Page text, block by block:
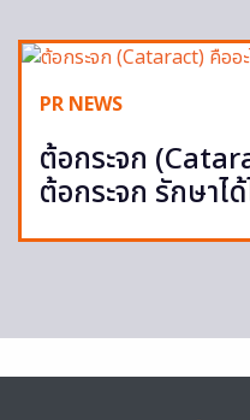
PR NEWS
ต้อกระจก
ต้อกระจก รักษาไ